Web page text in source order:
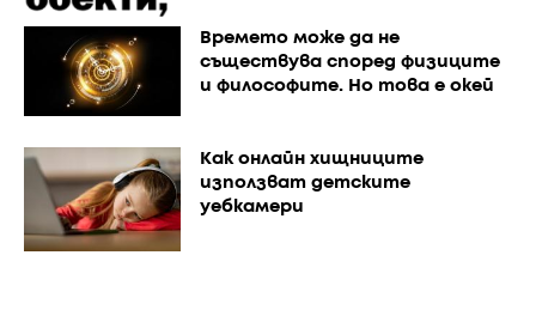
Времето може да не
съществува според физиците
и философите. Но това е окей
Как онлайн хищниците
използват детските
уебкамери